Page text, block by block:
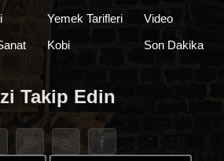
Yemek Tarifleri
Kobi
Video
Son Dakika
Takip Edin